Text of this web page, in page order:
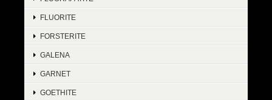
FLUORITE
FORSTERITE
GALENA
GARNET
GOETHITE